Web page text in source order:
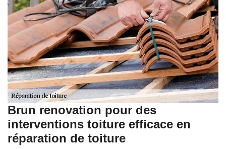
Brun renovation pour des
interventions toiture efficace en
réparation de toiture